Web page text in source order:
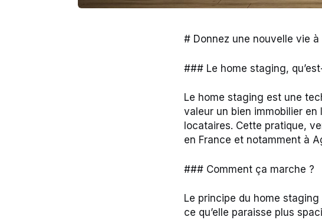
# Donnez une nouvelle vie
### Le home staging,
Le home staging est une
valeur un bien immobilier
locataires. Cette pratique,
en France et notamment à
### Comment ça marche ?
Le principe du home
ce qu’elle paraisse plus